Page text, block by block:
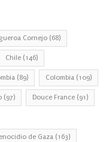
Cornejo (68)
Chile (146)
(89) Colombia (109)
(97) Douce France (91)
de Gaza (163)